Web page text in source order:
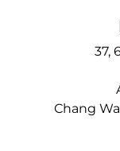
37,
Chang